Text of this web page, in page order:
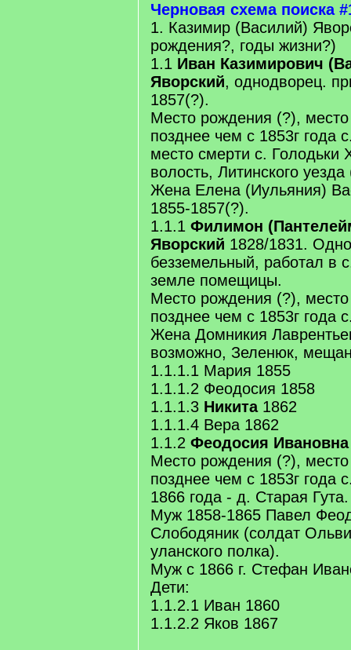
Черновая схема поиска
1. Казимир (Василий)
рождения?, годы жизни?)
1.1 Иван Казимирович
Яворский, однодворец.
1857(?).
Место рождения (?),
позднее чем с 1853г года
место смерти с. Голодьки
волость, Литинского уезда
Жена Елена (Иульяния)
1855-1857(?).
1.1.1 Филимон
Яворский 1828/1831.
безземельный, работал в
земле помещицы.
Место рождения (?),
позднее чем с 1853г года
Жена Домникия
возможно, Зеленюк,
1.1.1.1 Мария 1855
1.1.1.2 Феодосия 1858
1.1.1.3 Никита 1862
1.1.1.4 Вера 1862
1.1.2 Феодосия
Место рождения (?),
позднее чем с 1853г года
1866 года - д. Старая Гута.
Муж 1858-1865 Павел
Слободяник (солдат
уланского полка).
Муж с 1866 г. Стефан
Дети:
1.1.2.1 Иван 1860
1.1.2.2 Яков 1867